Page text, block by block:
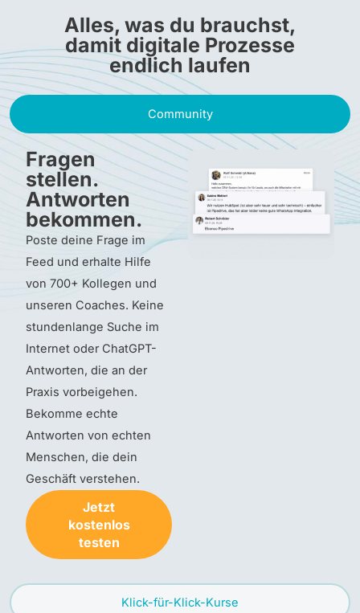
Alles, was du brauchst,
damit digitale Prozesse
endlich laufen
Community
Klick-für-Klick-Kurse
Fragen
stellen.
Antworten
bekommen.
Poste deine Frage im
Feed und erhalte Hilfe
von 700+ Kollegen und
unseren Coaches. Keine
stundenlange Suche im
Internet oder ChatGPT-
Antworten, die an der
Praxis vorbeigehen.
Bekomme echte
Antworten von echten
Menschen, die dein
Geschäft verstehen.
Jetzt
kostenlos
testen